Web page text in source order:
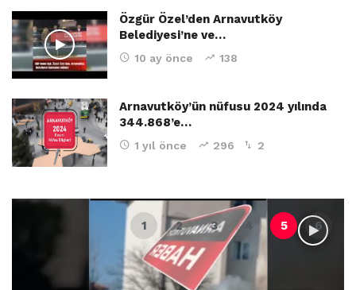
Özgür Özel’den Arnavutköy
Belediyesi’ne ve…
10 ay önce 138
Arnavutköy’ün nüfusu 2024 yılında
344.868’e…
1 yıl önce 296 2